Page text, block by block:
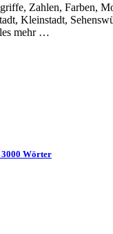
Zahlen, Farben,
Kleinstadt,
mehr …
3000 Wörter